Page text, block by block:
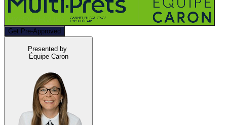
Get Pre-Approved
Presented by
Équipe Caron